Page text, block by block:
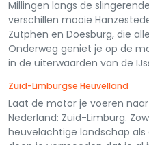
Millingen langs de
verschillen mooie
Zutphen en Doesburg, die
Onderweg geniet je op de
in de uiterwaarden van de
Zuid-Limburgse Heuvelland
Laat de motor je voeren
Nederland: Zuid-Limburg.
heuvelachtige landschap